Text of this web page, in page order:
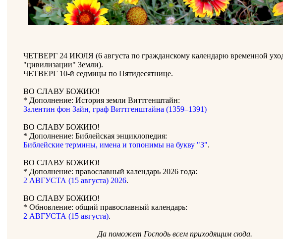
ЧЕТВЕРГ 24 ИЮЛЯ (6 августа по гражданскому календарю временной
"цивилизации" Земли).
ЧЕТВЕРГ 10-й седмицы по Пятидесятнице.
ВО СЛАВУ БОЖИЮ!
* Дополнение: История земли Виттгенштайн:
Залентин фон Зайн, граф Виттгенштайна (1359–1391)
ВО СЛАВУ БОЖИЮ!
* Дополнение: Библейская энциклопедия:
Библейские термины, имена и топонимы на букву "З".
ВО СЛАВУ БОЖИЮ!
* Дополнение: православный календарь 2026 года:
2 АВГУСТА (15 августа) 2026.
ВО СЛАВУ БОЖИЮ!
* Обновление: общий православный календарь:
2 АВГУСТА (15 августа).
Да поможет Господь всем приходящим сюда.